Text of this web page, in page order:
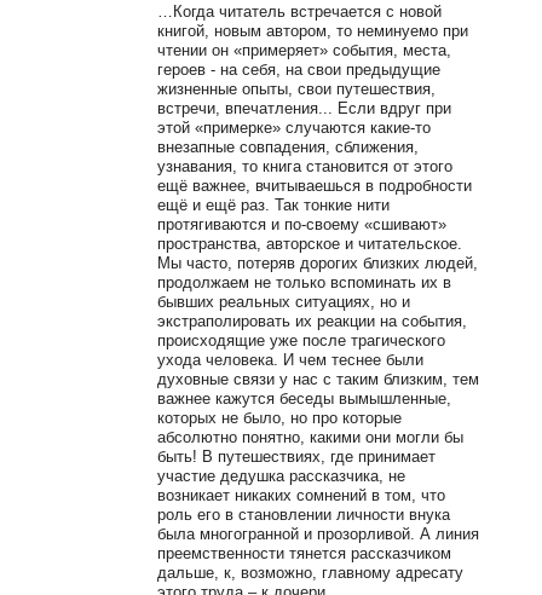
…Когда читатель встречается с новой
книгой, новым автором, то неминуемо при
чтении он «примеряет» события, места,
героев - на себя, на свои предыдущие
жизненные опыты, свои путешествия,
встречи, впечатления... Если вдруг при
этой «примерке» случаются какие-то
внезапные совпадения, сближения,
узнавания, то книга становится от этого
ещё важнее, вчитываешься в подробности
ещё и ещё раз. Так тонкие нити
протягиваются и по-своему «сшивают»
пространства, авторское и читательское.
Мы часто, потеряв дорогих близких людей,
продолжаем не только вспоминать их в
бывших реальных ситуациях, но и
экстраполировать их реакции на события,
происходящие уже после трагического
ухода человека. И чем теснее были
духовные связи у нас с таким близким, тем
важнее кажутся беседы вымышленные,
которых не было, но про которые
абсолютно понятно, какими они могли бы
быть! В путешествиях, где принимает
участие дедушка рассказчика, не
возникает никаких сомнений в том, что
роль его в становлении личности внука
была многогранной и прозорливой. А линия
преемственности тянется рассказчиком
дальше, к, возможно, главному адресату